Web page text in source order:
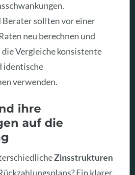
sollten vor einer
neu berechnen und
Vergleiche konsistente
identische
verwenden.
ihre
auf die
Zinsstrukturen
Ein klarer